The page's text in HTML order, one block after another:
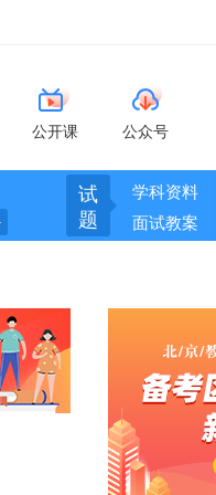
公开课 公众号
试
题
学科资料
面试教案